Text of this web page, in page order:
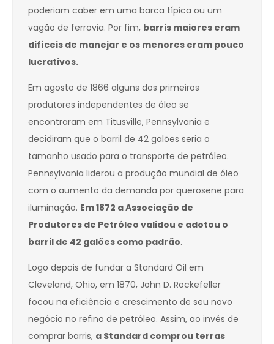
poderiam caber em uma barca típica ou um
vagão de ferrovia. Por fim, barris maiores eram
difíceis de manejar e os menores eram pouco
lucrativos.
Em agosto de 1866 alguns dos primeiros
produtores independentes de óleo se
encontraram em Titusville, Pennsylvania e
decidiram que o barril de 42 galões seria o
tamanho usado para o transporte de petróleo.
Pennsylvania liderou a produção mundial de óleo
com o aumento da demanda por querosene para
iluminação. Em 1872 a Associação de
Produtores de Petróleo validou e adotou o
barril de 42 galões como padrão.
Logo depois de fundar a Standard Oil em
Cleveland, Ohio, em 1870, John D. Rockefeller
focou na eficiência e crescimento de seu novo
negócio no refino de petróleo. Assim, ao invés de
comprar barris, a Standard comprou terras